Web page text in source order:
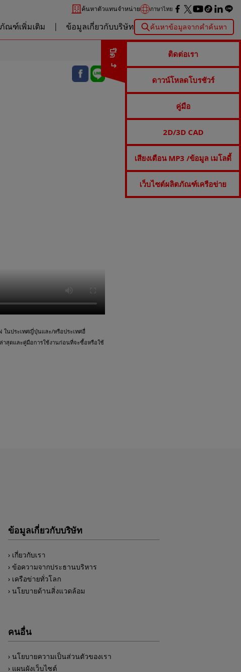
ค้นหาตัวแทนจำหน่าย ภาษาไทย
ณฑ์เพิ่มเติม ข้อมูลเกี่ยวกับบริษัท ค้นหาข้อมูลจากคำค้นหา
ปิด ติดต่อเรา
ดาวน์โหลดโบรชัวร์
คู่มือ
2D/3D CAD
เสียงเตือน MP3 /ข้อมูล เมโลดี้
เว็บไซต์ผลิตภัณฑ์เครือข่าย
ในประเทศญี่ปุ่นและ/หรือประเทศอื่
าสุดและคู่มือการใช้งานก่อนที่จะซื้อหรือใช้
ข้อมูลเกี่ยวกับบริษัท
เกี่ยวกับเรา
ข้อความจากประธานบริหาร
เครือข่ายทั่วโลก
นโยบายด้านสิ่งแวดล้อม
คนอื่น
นโยบายความเป็นส่วนตัวของเรา
แผนผังเว็บไซต์